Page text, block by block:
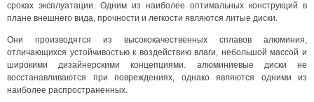
сроках эксплуатации. Одним из наиболее оптимальных конструкций в
плане внешнего вида, прочности и легкости являются литые диски.
Они производятся из высококачественных сплавов алюминия,
отличающихся устойчивостью к воздействию влаги, небольшой массой и
широкими дизайнерскими концепциями. алюминиевые диски не
восстанавливаются при повреждениях, однако являются одними из
наиболее распространенных.